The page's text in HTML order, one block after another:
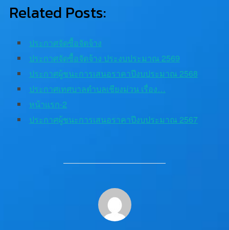
Related Posts:
ประกาศจัดซื้อจัดจ้าง
ประกาศจัดซื้อจัดจ้าง ประงบประมาณ 2569
ประกาศผู้ชนะการเสนอราคาปีงบประมาณ 2568
ประกาศเทศบาลตำบลเชียงม่วน เรื่อง…
หน้าแรก-2
ประกาศผู้ชนะการเสนอราคาปีงบประมาณ 2567
POST AUTHOR